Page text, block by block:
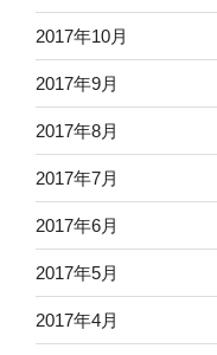
2017年10月
2017年9月
2017年8月
2017年7月
2017年6月
2017年5月
2017年4月